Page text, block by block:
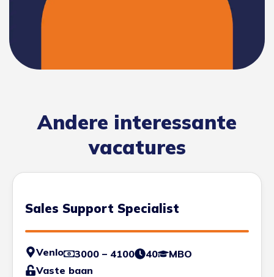
Andere interessante
vacatures
Sales Support Specialist
Venlo 3000 – 4100 40
MBO
Vaste baan